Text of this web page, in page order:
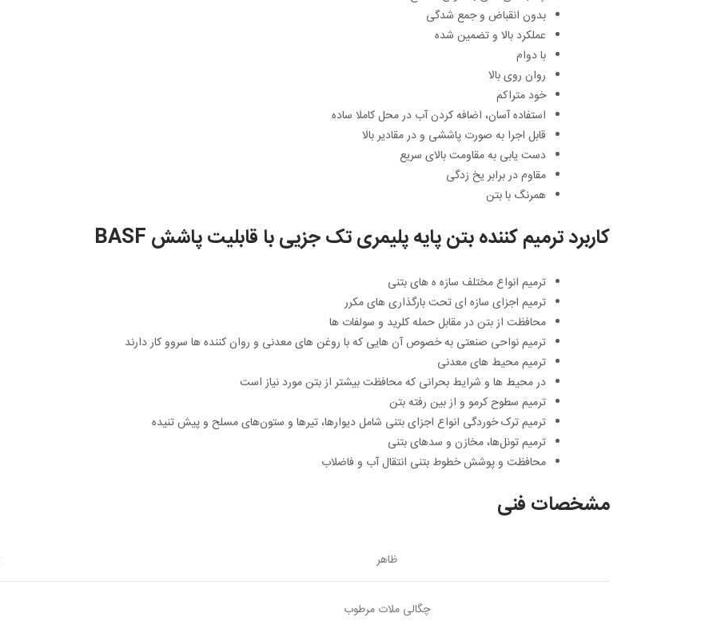
بدون انقباض و جمع شدگی
عملکرد بالا و تضمین شده
با دوام
روان روی بالا
خود متراکم
استفاده آسان، اضافه کردن آب در محل کاملا ساده
قابل اجرا به صورت پاششی و در مقادیر بالا
دست یابی به مقاومت بالای سریع
مقاوم در برابر یخ زدگی
همرنگ با بتن
کاربرد ترمیم کننده بتن پایه پلیمری تک جزیی با قابلیت پاشش BASF
ترمیم انواع مختلف سازه ه های بتنی
ترمیم اجزای سازه ای تحت بارگذاری های مکرر
محافظت از بتن در مقابل حمله کلرید و سولفات ها
ترمیم نواحی صنعتی به خصوص آن هایی که با روغن های معدنی و روان کننده ها سروو کار دارند
ترمیم محیط های معدنی
در محیط‌ ها و شرایط بحرانی که محافظت بیشتر از بتن مورد نیاز است
ترمیم سطوح کرمو و از بین رفته بتن
ترمیم ترک خوردگی انواع اجزای بتنی شامل دیوارها، تیرها و ستون‌های مسلح و پیش تنیده
ترمیم تونل‌ها، مخازن و سدهای بتنی
محافظت و پوشش خطوط بتنی انتقال آب و فاضلاب
مشخصات فنی
ظاهر
چگالی ملات مرطوب